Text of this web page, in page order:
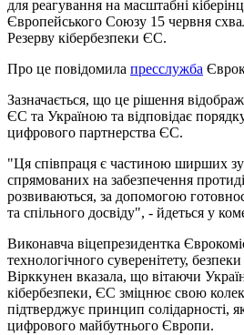
для реагування на масштабні
Європейського Союзу 15 червня
Резерву кібербезпеки ЄС.
Про це повідомила пресслужба
Зазначається, що це рішення
ЄС та Україною та відповідає
цифрового партнерства ЄС.
"Ця співпраця є частиною ширших
спрямованих на забезпечення
розвиваються, за допомогою
та спільного досвіду", - йдеться у
Виконавча віцепрезидентка
технологічного суверенітету,
Вірккунен вказала, що вітаючи
кібербезпеки, ЄС зміцнює свою
підтверджує принцип солідарності,
цифрового майбутнього Європи.